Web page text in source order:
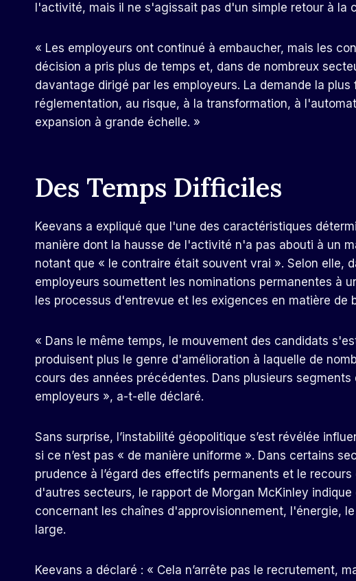
l'activité, mais il ne s'agissait pas d'un simple retour à la
« Les employeurs ont continué à embaucher, mais les
décision a pris plus de temps et, dans de nombreux
davantage dirigé par les employeurs. La demande la
réglementation, au risque, à la transformation, à
expansion à grande échelle. »
Des Temps Difficiles
Keevans a expliqué que l'une des caractéristiques
manière dont la hausse de l'activité n'a pas abouti à un
notant que « le contraire était souvent vrai ». Selon elle,
employeurs soumettent les nominations permanentes à
les processus d'entrevue et les exigences en matière de
« Dans le même temps, le mouvement des candidats
produisent plus le genre d'amélioration à laquelle de
cours des années précédentes. Dans plusieurs
employeurs », a-t-elle déclaré.
Sans surprise, l’instabilité géopolitique s’est révélée
si ce n’est pas « de manière uniforme ». Dans certains
prudence à l’égard des effectifs permanents et le
d'autres secteurs, le rapport de Morgan McKinley
concernant les chaînes d'approvisionnement, l'énergie,
large.
Keevans a déclaré : « Cela n’arrête pas le recrutement,